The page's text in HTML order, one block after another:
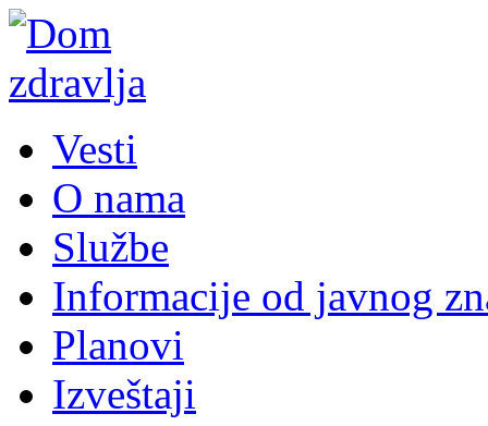
Vesti
O nama
Službe
Informacije od javnog
Planovi
Izveštaji